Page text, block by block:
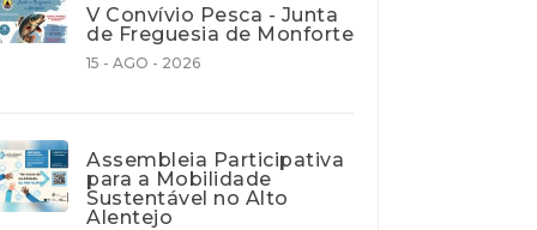
V Convívio Pesca - Junta
de Freguesia de Monforte
15 - AGO - 2026
Assembleia Participativa
para a Mobilidade
Sustentável no Alto
Alentejo